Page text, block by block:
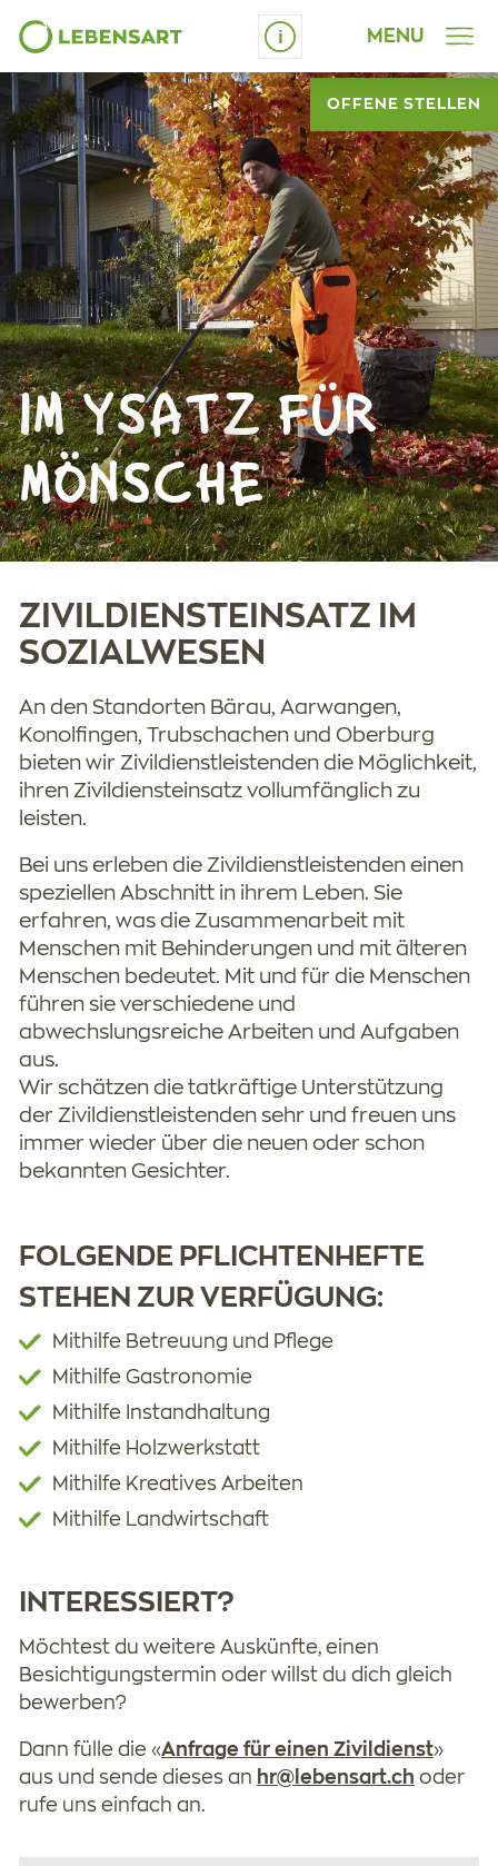
Leichte Sprache
Schrift vergrössern
MENU
ARBEITEN
ARBEITEN BEI LEBENSART
ANGEPASSTE ARBEITSPLÄTZE
TAGESSTÄTTE
BERUFLICHE INTEGRATION
LERNENDE
STUDIERENDE
FREIWILLIGENARBEIT
ZIVILDIENSTEINSATZ
FERIENJOB
IM YSATZ FÜR
MÖNSCHE
OFFENE STELLEN
ZIVILDIENSTEINSATZ IM
SOZIALWESEN
An den Standorten Bärau, Aarwangen,
Konolfingen, Trubschachen und Oberburg
bieten wir Zivildienstleistenden die Möglichkeit,
ihren Zivildiensteinsatz vollumfänglich zu
leisten.
Bei uns erleben die Zivildienstleistenden einen
speziellen Abschnitt in ihrem Leben. Sie
erfahren, was die Zusammenarbeit mit
Menschen mit Behinderungen und mit älteren
Menschen bedeutet. Mit und für die Menschen
führen sie verschiedene und
abwechslungsreiche Arbeiten und Aufgaben
aus.
Wir schätzen die tatkräftige Unterstützung
der Zivildienstleistenden sehr und freuen uns
immer wieder über die neuen oder schon
bekannten Gesichter.
FOLGENDE PFLICHTENHEFTE
STEHEN ZUR VERFÜGUNG:
Mithilfe Betreuung und Pflege
Mithilfe Gastronomie
Mithilfe Instandhaltung
Mithilfe Holzwerkstatt
Mithilfe Kreatives Arbeiten
Mithilfe Landwirtschaft
INTERESSIERT?
Möchtest du weitere Auskünfte, einen
Besichtigungstermin oder willst du dich gleich
bewerben?
Dann fülle die «Anfrage für einen Zivildienst»
aus und sende dieses an hr b ns rt ch oder
rufe uns einfach an.